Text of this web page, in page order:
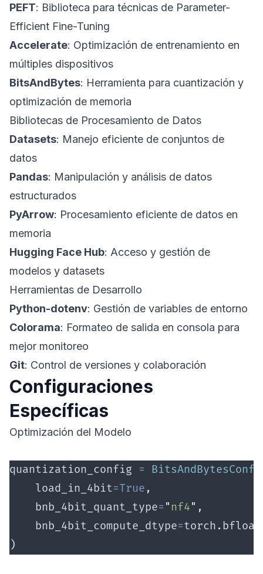
PEFT: Biblioteca para técnicas de Parameter-
Efficient Fine-Tuning
Accelerate: Optimización de entrenamiento en
múltiples dispositivos
BitsAndBytes: Herramienta para cuantización y
optimización de memoria
Bibliotecas de Procesamiento de Datos
Datasets: Manejo eficiente de conjuntos de
datos
Pandas: Manipulación y análisis de datos
estructurados
PyArrow: Procesamiento eficiente de datos en
memoria
Hugging Face Hub: Acceso y gestión de
modelos y datasets
Herramientas de Desarrollo
Python-dotenv: Gestión de variables de entorno
Colorama: Formateo de salida en consola para
mejor monitoreo
Git: Control de versiones y colaboración
Configuraciones
Específicas
Optimización del Modelo
quantization_config =
    load_in_4bit
=True ,
    bnb_4bit_quant_type
= " nf4" ,
    bnb_4bit_compute_dtype
=torch .
)